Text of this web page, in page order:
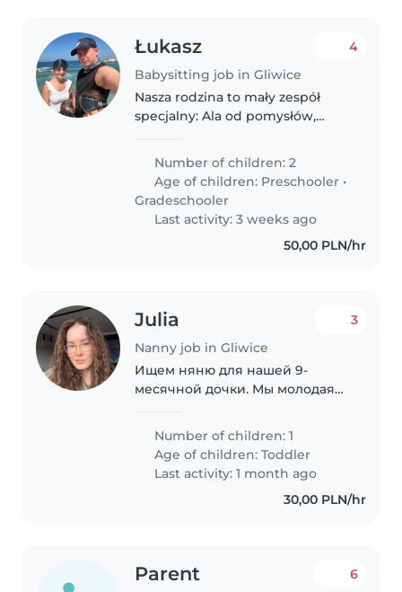
Łukasz
Babysitting job in Gliwice
4
Nasza rodzina to mały zespół
specjalny: Ala od pomysłów,
od ogarniania chaosu. Szukamy
kogoś, kto dołączy do tej
przygody.
Number of children: 2
Age of children: Preschooler •
Gradeschooler
Last activity: 3 weeks ago
50,00 PLN/hr
Julia
Nanny job in Gliwice
3
Ищем няню для нашей 9-
месячной дочки. Мы молодая
из дома. Ищем доброго,
заботливого человека, который
любит проводить время с
детьми и сможет заботиться..
Number of children: 1
Age of children:Toddler
Last activity: 1 month ago
30,00 PLN/hr
Parent 6